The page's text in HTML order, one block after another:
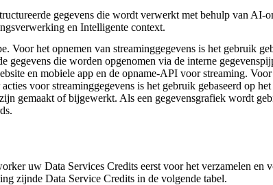
gegevens die wordt verwerkt met behulp van AI-
en Intelligente context.
Voor het opnemen van streaminggegevens is het gebruik
gegevens die worden opgenomen via de interne
en mobiele app en de opname-API voor streaming.
voor streaminggegevens is het gebruik gebaseerd op
gemaakt of bijgewerkt. Als een gegevensgrafiek wordt
uw Data Services Credits eerst voor het verzamelen en
zijnde Data Service Credits in de volgende tabel.